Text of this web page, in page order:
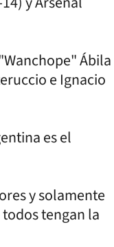
Ábila
e Ignacio
es el
y solamente
tengan la